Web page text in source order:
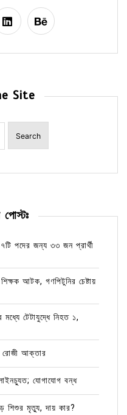
Site
পোস্টঃ
পদের জন্য ৩৩ জন প্রার্থী
আটক, গণপিটুনির চেষ্টায়
টেটাযুদ্ধে নিহত ১,
রোজী আক্তার
যোগাযোগ বন্ধ
শিশুর মৃত্যু, দায় কার?